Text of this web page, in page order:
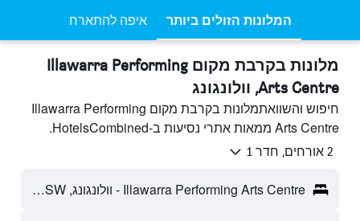
המלונות הזולים ביותר איפה להתארח
מלונות בקרבת מקום Illawarra Performing
Arts Centre, וולונגונג
חיפוש והשוואתמלונות בקרבת מקום Illawarra Performing
Arts Centre ממאות אתרי נסיעות ב-HotelsCombined.
2 אורחים, חדר 1
Illawarra Performing Arts Centre - וולונגונג, NSW, אוסטרליה